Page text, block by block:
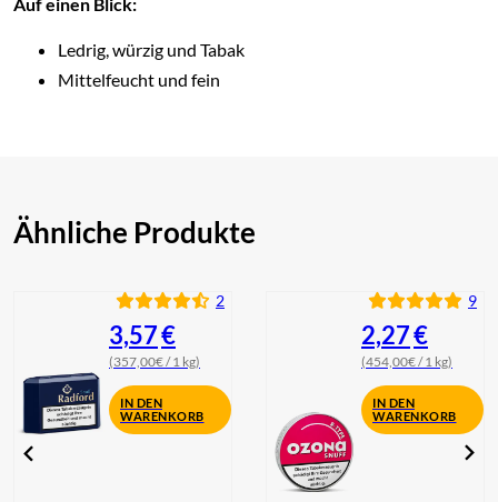
Ledrig, würzig und Tabak
Mittelfeucht und fein
Ähnliche Produkte
2
3,57€
(357,00€ / 1 kg)
IN DEN
WARENKORB
9
2,27€
(454,00€ / 1 kg)
IN DEN
WARENKORB